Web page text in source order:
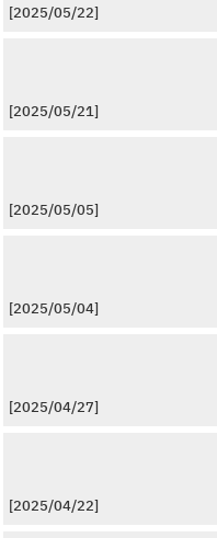
[2025/05/22]
[2025/05/21]
[2025/05/05]
[2025/05/04]
[2025/04/27]
[2025/04/22]